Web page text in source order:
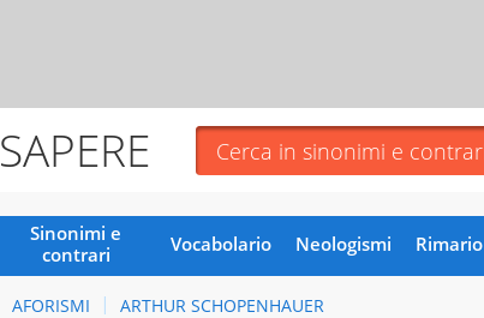
SAPERE
Sinonimi e
contrari
Vocabolario Neologismi Rimario
AFORISMI ARTHUR SCHOPENHAUER